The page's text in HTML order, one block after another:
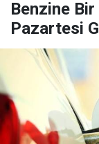
Benzine
Pazartesi